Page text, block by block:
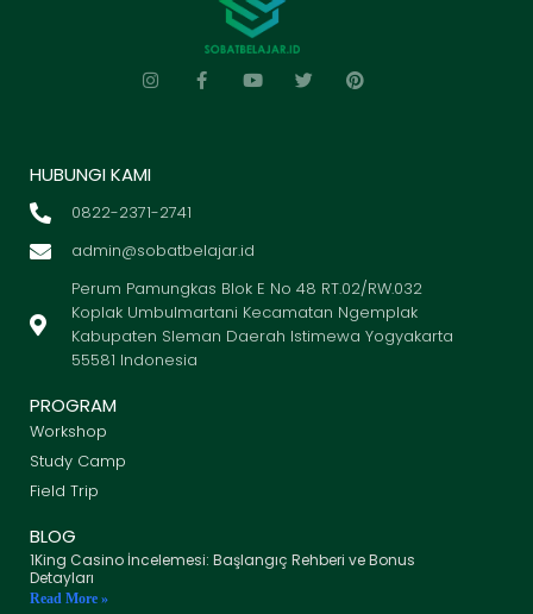
HUBUNGI KAMI
0822-2371-2741
admin@sobatbelajar.id
Perum Pamungkas Blok E No 48 RT.02/RW.032
Koplak Umbulmartani Kecamatan Ngemplak
Kabupaten Sleman Daerah Istimewa Yogyakarta
55581 Indonesia
PROGRAM
Workshop
Study Camp
Field Trip
BLOG
1King Casino İncelemesi: Başlangıç Rehberi ve Bonus
Detayları
Read More »